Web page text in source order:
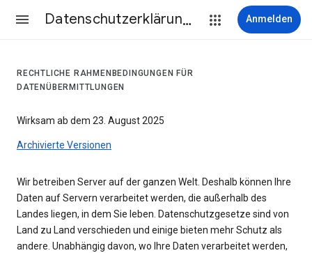
Datenschutzerklärung & Nutzungsbedingungen Anmelden
RECHTLICHE RAHMENBEDINGUNGEN FÜR
DATENÜBERMITTLUNGEN
Wirksam ab dem 23. August 2025
Archivierte Versionen
Wir betreiben Server auf der ganzen Welt. Deshalb können Ihre
Daten auf Servern verarbeitet werden, die außerhalb des
Landes liegen, in dem Sie leben. Datenschutzgesetze sind von
Land zu Land verschieden und einige bieten mehr Schutz als
andere. Unabhängig davon, wo Ihre Daten verarbeitet werden,